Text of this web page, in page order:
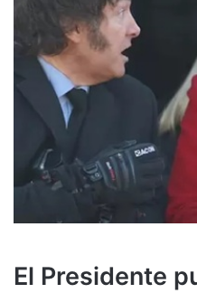
El Presidente